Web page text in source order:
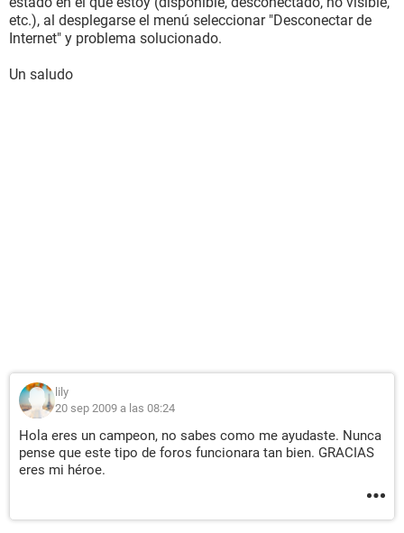
etc.), al desplegarse el menú seleccionar "Desconectar de
Internet" y problema solucionado.
Un saludo
lily
20 sep 2009 a las 08:24
Hola eres un campeon, no sabes como me ayudaste. Nunca
pense que este tipo de foros funcionara tan bien. GRACIAS
eres mi héroe.